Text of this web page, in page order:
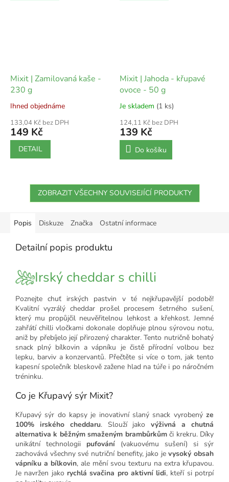
Mixit | Zamilovaná kaše -
230 g
Ihned objednáme
133,04 Kč bez DPH
149 Kč
DETAIL
Mixit | Jahoda - křupavé
ovoce - 50 g
Je skladem (1 ks)
124,11 Kč bez DPH
139 Kč
Do košíku
ZOBRAZIT VŠECHNY SOUVISEJÍCÍ PRODUKTY
Popis Diskuze Značka Ostatní informace
Detailní popis produktu
Irský cheddar s chilli
Poznejte chuť irských pastvin v té nejkřupavější podobě!
Kvalitní vyzrálý cheddar prošel procesem šetrného sušení,
který mu propůjčil neuvěřitelnou lehkost a křehkost. Jemné
zahřátí chilli vločkami dokonale doplňuje plnou sýrovou notu,
aniž by přebíjelo její přirozený charakter. Tento nutričně bohatý
snack plný bílkovin a vápníku je čistě přírodní volbou bez
lepku, barviv a konzervantů. Přečtěte si více o tom, jak tento
kapesní společník bleskově zažene hlad na túře i po náročném
tréninku.
Co je Křupavý sýr Mixit?
Křupavý sýr do kapsy je inovativní slaný snack vyrobený ze
100% irského cheddaru. Slouží jakovýživná a chutná
alternativa k běžným smaženým brambůrkůmči krekru. Díky
unikátní technologii pufování (vakuovému sušení) si sýr
zachovává všechny své nutriční benefity, jako jevysoký obsah
vápníku a bílkovin, ale mění svou texturu na extra křupavou.
Je navržen jako rychlá svačina pro aktivní lidi, kteří si potrpí